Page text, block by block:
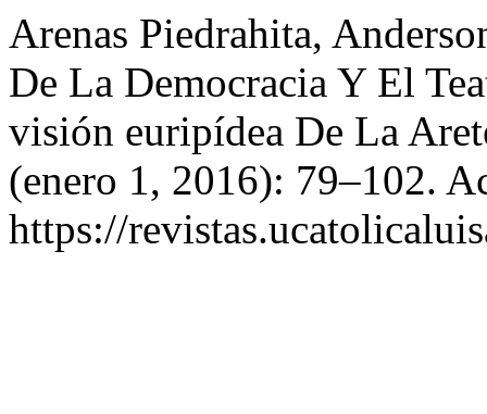
Arenas Piedrahita,
De La Democracia Y El
visión euripídea De La
(enero 1, 2016): 79–102.
https://